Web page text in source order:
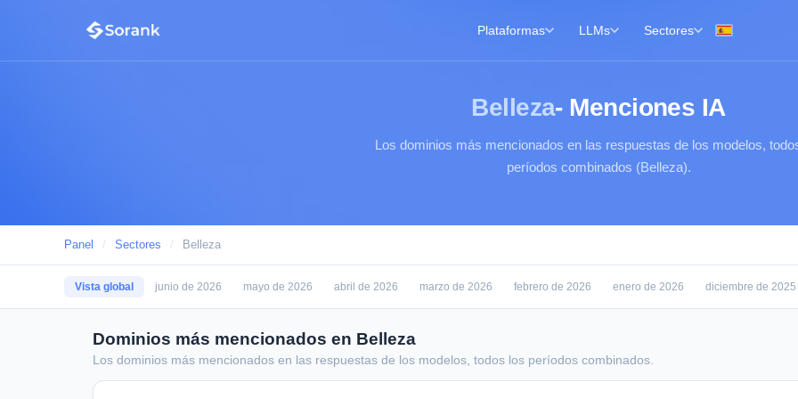
Plataformas LLMs Sectores
Belleza- Menciones IA
Los dominios más mencionados en las respuestas de los modelos,
períodos combinados (Belleza).
Panel / Sectores / Belleza
Vista global junio de 2026 mayo de 2026 abril de 2026 marzo de 2026 febrero de 2026 enero de 2026 diciembre de 2025
Dominios más mencionados en Belleza
Los dominios más mencionados en las respuestas de los modelos, todos los períodos combinados.